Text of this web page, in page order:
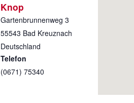
Knop
Gartenbrunnenweg 3
55543 Bad Kreuznach
Deutschland
Telefon
(0671) 75340